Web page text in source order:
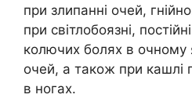
при злипанні очей,
при світлобоязні,
колючих болях в очному
очей, а також при кашлі
в ногах.